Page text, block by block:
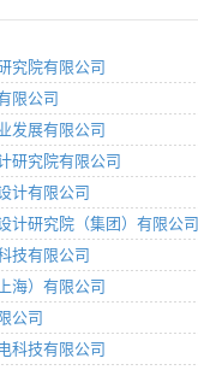
究院有限公司
限公司
发展有限公司
研究院有限公司
计有限公司
计研究院（集团）有限公司
技有限公司
海）有限公司
公司
科技有限公司